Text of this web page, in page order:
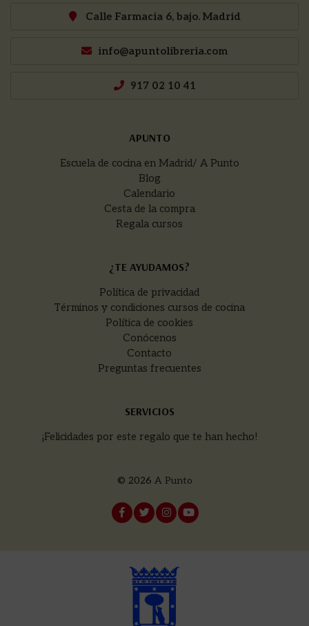
Calle Farmacia 6, bajo. Madrid
info@apuntolibreria.com
917 02 10 41
APUNTO
Escuela de cocina en Madrid/ A Punto
Blog
Calendario
Cesta de la compra
Regala cursos
¿TE AYUDAMOS?
Política de privacidad
Términos y condiciones cursos de cocina
Política de cookies
Conócenos
Contacto
Preguntas frecuentes
SERVICIOS
¡Felicidades por este regalo que te han hecho!
© 2026 A Punto